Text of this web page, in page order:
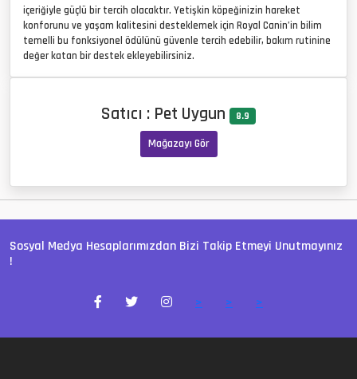
içeriğiyle güçlü bir tercih olacaktır. Yetişkin köpeğinizin hareket
konforunu ve yaşam kalitesini desteklemek için Royal Canin’in bilim
temelli bu fonksiyonel ödülünü güvenle tercih edebilir, bakım rutinine
değer katan bir destek ekleyebilirsiniz.
Satıcı : Pet Uygun 8.9
Mağazayı Gör
Sosyal Medya Hesaplarımızdan Bizi Takip Etmeyi Unutmayınız
!
> > >